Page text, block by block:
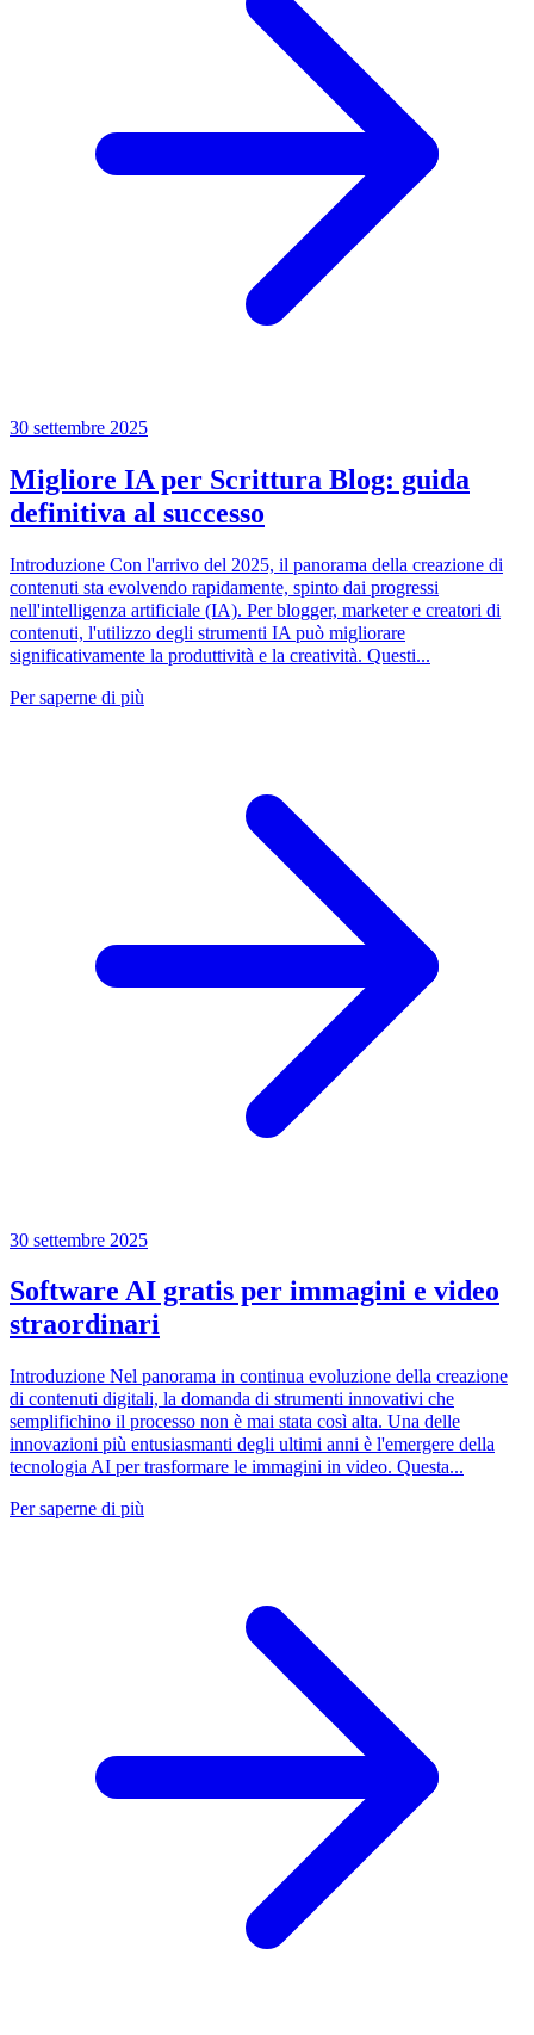
30 settembre 2025
Migliore IA per Scrittura Blog: guida
definitiva al successo
Introduzione Con l'arrivo del 2025, il panorama della creazione di
contenuti sta evolvendo rapidamente, spinto dai progressi
nell'intelligenza artificiale (IA). Per blogger, marketer e creatori di
contenuti, l'utilizzo degli strumenti IA può migliorare
significativamente la produttività e la creatività. Questi...
Per saperne di più
30 settembre 2025
Software AI gratis per immagini e video
straordinari
Introduzione Nel panorama in continua evoluzione della creazione
di contenuti digitali, la domanda di strumenti innovativi che
semplifichino il processo non è mai stata così alta. Una delle
innovazioni più entusiasmanti degli ultimi anni è l'emergere della
tecnologia AI per trasformare le immagini in video. Questa...
Per saperne di più